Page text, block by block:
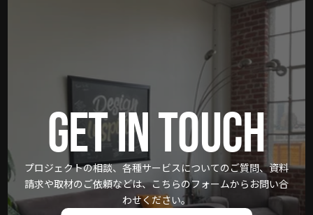
GET IN TOUCH
プロジェクトの相談、各種サービスについてのご質問、資料
請求や取材のご依頼などは、こちらのフォームからお問い合
わせください。